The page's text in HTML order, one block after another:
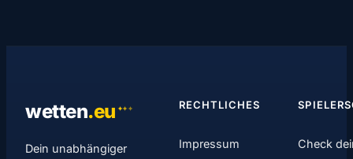
wetten.eu ✦✦ ✦
Dein unabhängiger
RECHTLICHES
Impressum Check